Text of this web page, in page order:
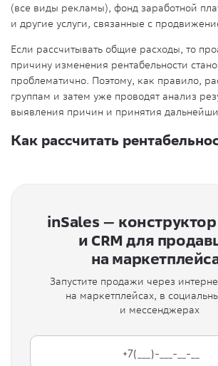
(все виды рекламы), фонд заработной
и другие услуги, связанные с
Если рассчитывать общие расходы, то
причину изменения рентабельности
проблематично. Поэтому, как правило,
группам и затем уже проводят анализ
выявления причин и принятия
Как рассчитать
inSales —
и CRM для
на
Запустите продажи через
на маркетплейсах, в
и мессенджерах